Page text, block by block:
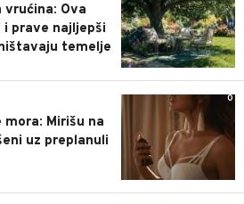
vrućina: Ova
prave najljepši
temelje
0
Mirišu na
uz preplanuli